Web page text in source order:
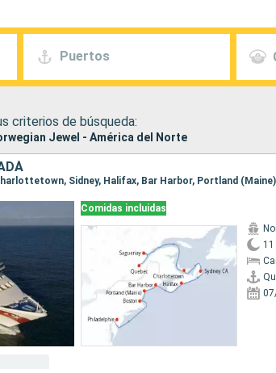
Puertos
criterios de búsqueda:
Jewel - América del Norte
Comidas incluidas
11